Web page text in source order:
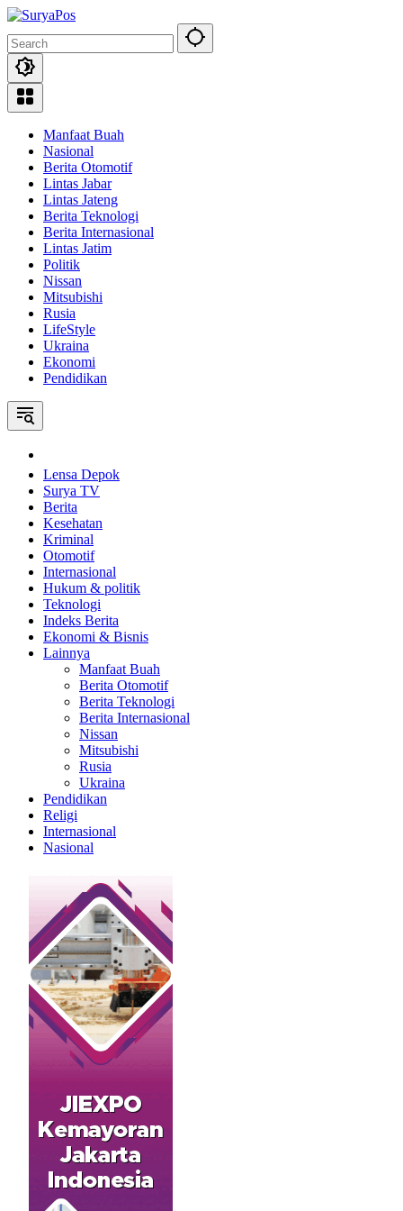
Skip
content
Manfaat Buah
Nasional
Berita Otomotif
Lintas Jabar
Lintas Jateng
Berita Teknologi
Berita Internasional
Lintas Jatim
Politik
Nissan
Mitsubishi
Rusia
LifeStyle
Ukraina
Ekonomi
Pendidikan
Lensa Depok
Surya TV
Berita
Kesehatan
Kriminal
Otomotif
Internasional
Hukum & politik
Teknologi
Indeks Berita
Ekonomi & Bisnis
Lainnya
Manfaat Buah
Berita Otomotif
Berita Teknologi
Berita Internasional
Nissan
Mitsubishi
Rusia
Ukraina
Pendidikan
Religi
Internasional
Nasional